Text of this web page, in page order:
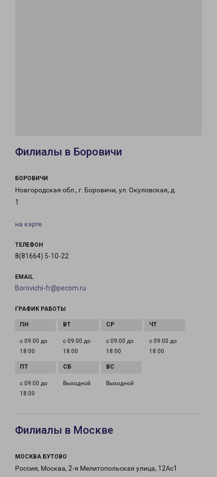
Филиалы в Боровичи
БОРОВИЧИ
Новгородская обл., г. Боровичи, ул. Окуловская, д.
1
на карте
ТЕЛЕФОН
8(81664) 5-10-22
EMAIL
Borovichi-fr@pecom.ru
ГРАФИК РАБОТЫ
с 09:00 до
18:00
с 09:00 до
18:00
с 09:00 до
18:00
с 09:00 до
18:00
с 09:00 до
18:00
Выходной Выходной
Филиалы в Москве
МОСКВА БУТОВО
Россия, Москва, 2-я Мелитопольская улица, 12Ас1